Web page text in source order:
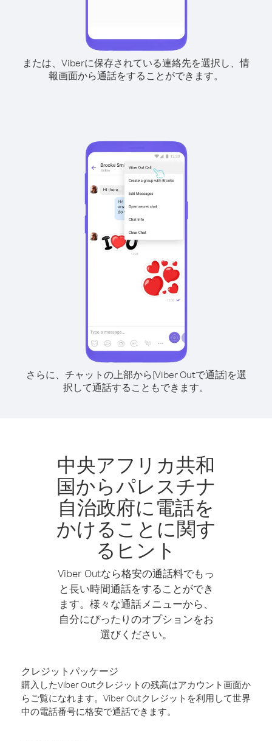
または、Viberに保存されている連絡先を選択し、情
報画面から通話をすることができます。
さらに、チャットの上部から[Viber Outで通話]を選
択して通話することもできます。
中央アフリカ共和
国からパレスチナ
自治政府に電話を
かけることに関す
るヒント
Viber Outなら格安の通話料でもっ
と長い時間通話をすることができ
ます。様々な通話メニューから、
自分にぴったりのオプションをお
選びください。
クレジットパッケージ
購入したViber Outクレジットの残高はアカウント画面か
らご覧になれます。Viber Outクレジットを利用して世界
中の電話番号に格安で通話できます。